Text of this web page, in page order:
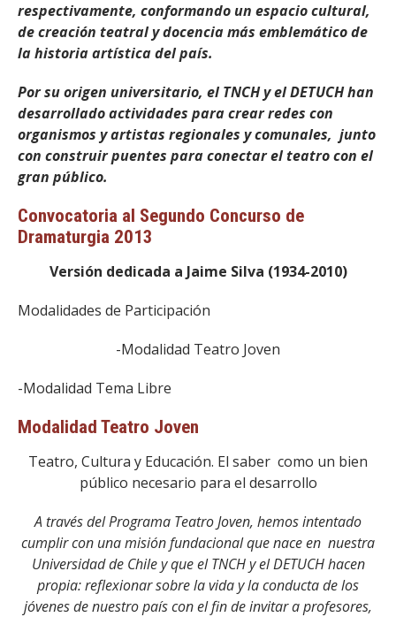
respectivamente, conformando un espacio cultural,
de creación teatral y docencia más emblemático de
la historia artística del país.
Por su origen universitario, el TNCH y el DETUCH han
desarrollado actividades para crear redes con
organismos y artistas regionales y comunales, junto
con construir puentes para conectar el teatro con el
gran público.
Convocatoria al Segundo Concurso de
Dramaturgia 2013
Versión dedicada a Jaime Silva (1934-2010)
Modalidades de Participación
-Modalidad Teatro Joven
-Modalidad Tema Libre
Modalidad Teatro Joven
Teatro, Cultura y Educación. El saber como un bien
público necesario para el desarrollo
A través del Programa Teatro Joven, hemos intentado
cumplir con una misión fundacional que nace en nuestra
Universidad de Chile y que el TNCH y el DETUCH hacen
propia: reflexionar sobre la vida y la conducta de los
jóvenes de nuestro país con el fin de invitar a profesores,